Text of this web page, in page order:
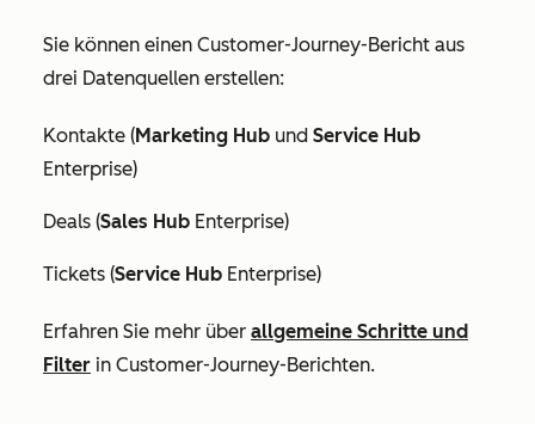
Sie können einen Customer-Journey-Bericht aus
drei Datenquellen erstellen:
Kontakte (Marketing Hub und Service Hub
Enterprise)
Deals (Sales Hub Enterprise)
Tickets (Service Hub Enterprise)
Erfahren Sie mehr über allgemeine Schritte und
Filter in Customer-Journey-Berichten.